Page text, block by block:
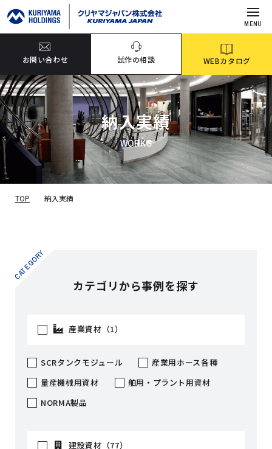
MENU
お問い合わせ 試作の相談 WEBカタログ
納入実績
WORKS
TOP 納入実績
CATEGORY
カテゴリから事例を探す
産業資材（1）
SCRタンクモジュール
産業用ホース各種
量産機械用資材
舶用・プラント用資材
NORMA製品
建設資材（77）